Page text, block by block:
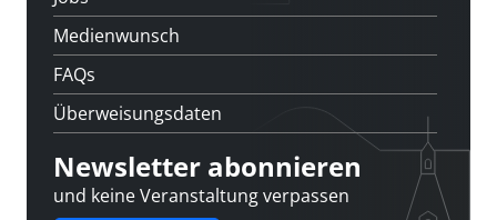
Medienwunsch
FAQs
Überweisungsdaten
Newsletter abonnieren
und keine Veranstaltung verpassen